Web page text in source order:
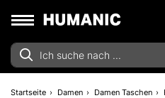
Startseite Damen Damen Taschen